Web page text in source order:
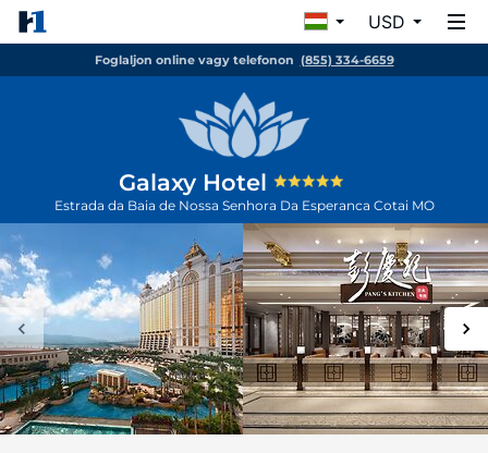
USD
Foglaljon online vagy telefonon (855) 334-6659
Galaxy Hotel
Estrada da Baia de Nossa Senhora Da Esperanca Cotai MO